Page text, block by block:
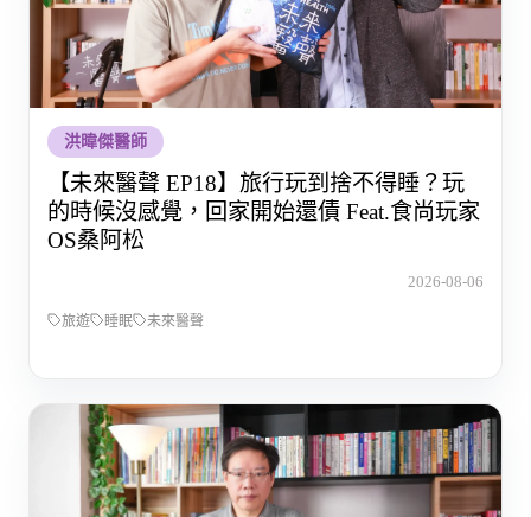
洪暐傑醫師
【未來醫聲 EP18】旅行玩到捨不得睡？玩
的時候沒感覺，回家開始還債 Feat.食尚玩家
OS桑阿松
2026-08-06
旅遊 睡眠 未來醫聲